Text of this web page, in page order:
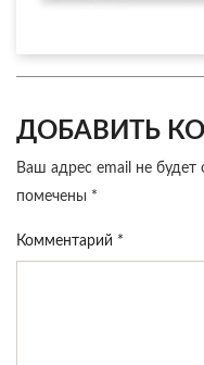
ДОБАВИТЬ
Ваш адрес email не будет
помечены *
Комментарий *